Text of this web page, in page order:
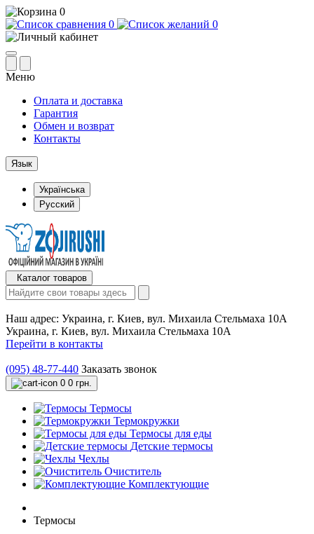
0
0
0
Меню
Оплата и доставка
Гарантия
Обмен и возврат
Контакты
Язык
Українська
Русский
Каталог товаров
Наш адрес: Украина, г. Киев, вул. Михаила Стельмаха 10А
Украина, г. Киев, вул. Михаила Стельмаха 10А
Перейти в контакты
(095) 48-77-440 Заказать звонок
0 0 грн.
Термосы
Термокружки
Термосы для еды
Детские термосы
Чехлы
Очиститель
Комплектующие
Термосы